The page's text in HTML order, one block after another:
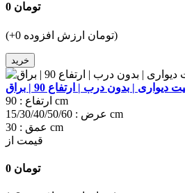
0 تومان
(+0 تومان ارزش افزوده)
خرید
دیواری | بدون درب | ارتفاع 90 | براق
ارتفاع : 90 cm
عرض : 15/30/40/50/60 cm
عمق : 30 cm
قیمت از
0 تومان